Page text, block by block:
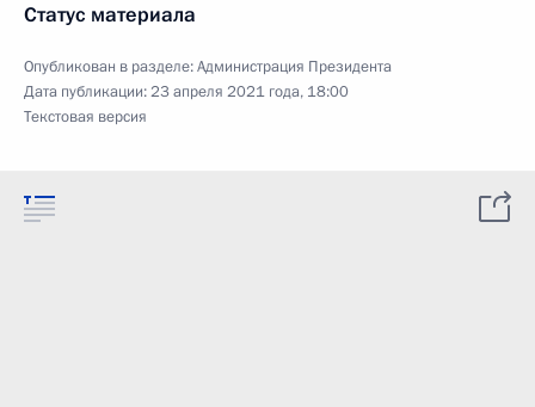
Статус материала
Опубликован в разделе:Администрация Президента
Дата публикации:23 апреля 2021 года, 18:00
Текстовая версия